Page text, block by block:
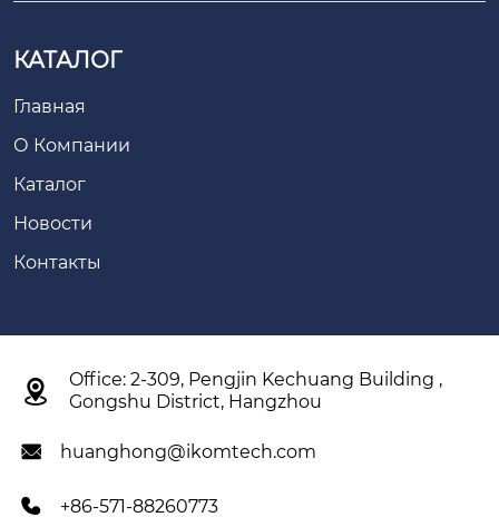
КАТАЛОГ
Главная
О Компании
Каталог
Новости
Контакты

Office: 2-309, Pengjin Kechuang Building ,
Gongshu District, Hangzhou
 huanghong@ikomtech.com
 +86-571-88260773